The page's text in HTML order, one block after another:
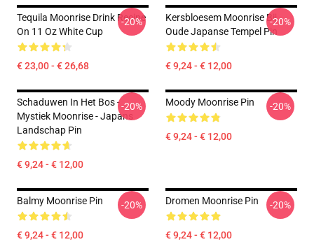
Tequila Moonrise Drink Recipe
On 11 Oz White Cup
€ 23,00 - € 26,68
-20%
Kersbloesem Moonrise Bij
Oude Japanse Tempel Pin
€ 9,24 - € 12,00
-20%
Schaduwen In Het Bos -
Mystiek Moonrise - Japans
Landschap Pin
€ 9,24 - € 12,00
-20% Moody Moonrise Pin
€ 9,24 - € 12,00
-20%
Balmy Moonrise Pin
€ 9,24 - € 12,00
-20% Dromen Moonrise Pin
€ 9,24 - € 12,00
-20%